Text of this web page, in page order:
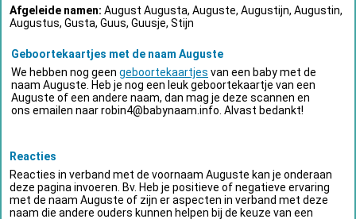
Afgeleide namen: August Augusta, Auguste, Augustijn, Augustin,
Augustus, Gusta, Guus, Guusje, Stijn
Geboortekaartjes met de naam Auguste
We hebben nog geen geboortekaartjes van een baby met de
naam Auguste. Heb je nog een leuk geboortekaartje van een
Auguste of een andere naam, dan mag je deze scannen en
ons emailen naarrobin4@babynaam.info . Alvast bedankt!
Reacties
Reacties in verband met de voornaam Auguste kan je onderaan
deze pagina invoeren. Bv. Heb je positieve of negatieve ervaring
met de naam Auguste of zijn er aspecten in verband met deze
naam die andere ouders kunnen helpen bij de keuze van een